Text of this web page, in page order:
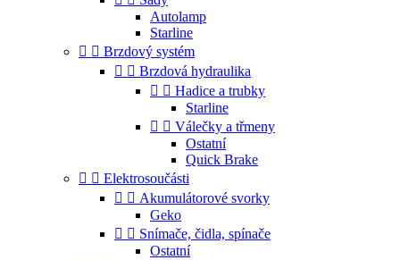
Autolamp
Starline
  Brzdový systém
  Brzdová hydraulika
  Hadice a trubky
Starline
  Válečky a třmeny
Ostatní
Quick Brake
  Elektrosoučásti
  Akumulátorové svorky
Geko
  Snímače, čidla, spínače
Ostatní